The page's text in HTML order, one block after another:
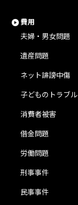
費用
夫婦・男女問題
遺産問題
ネット誹謗中傷
子どものトラブル
消費者被害
借金問題
労働問題
刑事事件
民事事件